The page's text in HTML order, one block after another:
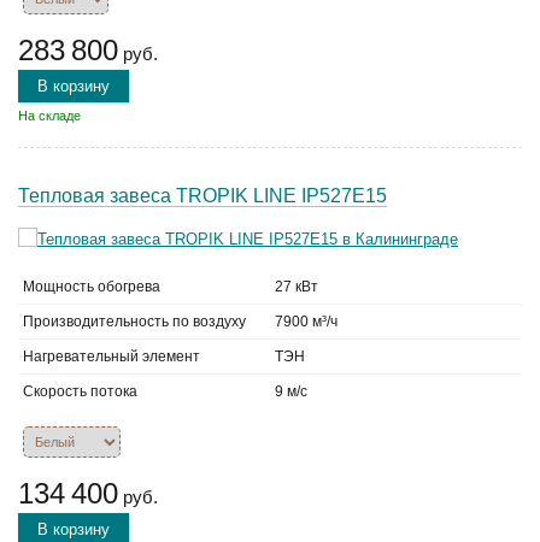
283 800 руб.
В корзину
На складе
Тепловая завеса TROPIK LINE IP527E15
Мощность обогрева 27 кВт
Производительность по воздуху 7900 м³/ч
Нагревательный элемент ТЭН
Скорость потока 9 м/с
134 400 руб.
В корзину